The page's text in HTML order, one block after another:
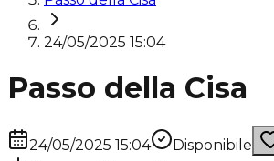
24/05/2025 15:04
Passo della Cisa
24/05/2025 15:04
Disponibile